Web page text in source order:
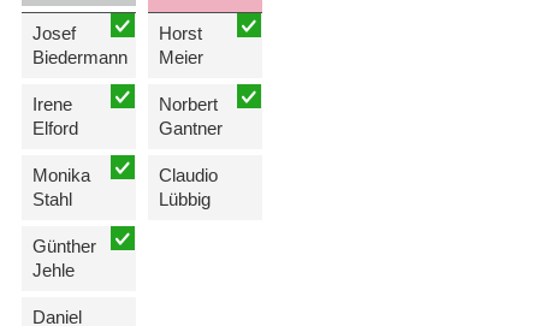
Josef
Biedermann
Irene
Elford
Monika
Stahl
Günther
Jehle
Daniel
Horst
Meier
Norbert
Gantner
Claudio
Lübbig